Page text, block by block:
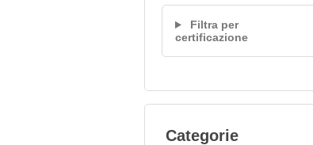
Filtra per
certificazione
Categorie